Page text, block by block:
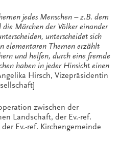
jedes Menschen – z.B. dem
die Märchen der Völker einander
unterscheidet sich
elementaren Themen erzählt
und helfen, durch eine fremde
haben in jeder Hinsicht einen
Hirsch, Vizepräsidentin
zwischen der
Landschaft, der Ev.-ref.
Ev.-ref. Kirchengemeinde